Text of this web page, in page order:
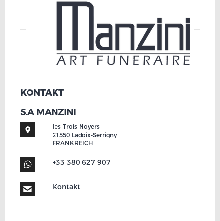
KONTAKT
S.A MANZINI
les Trois Noyers
21550 Ladoix-Serrigny
FRANKREICH
+33 380 627 907
Kontakt